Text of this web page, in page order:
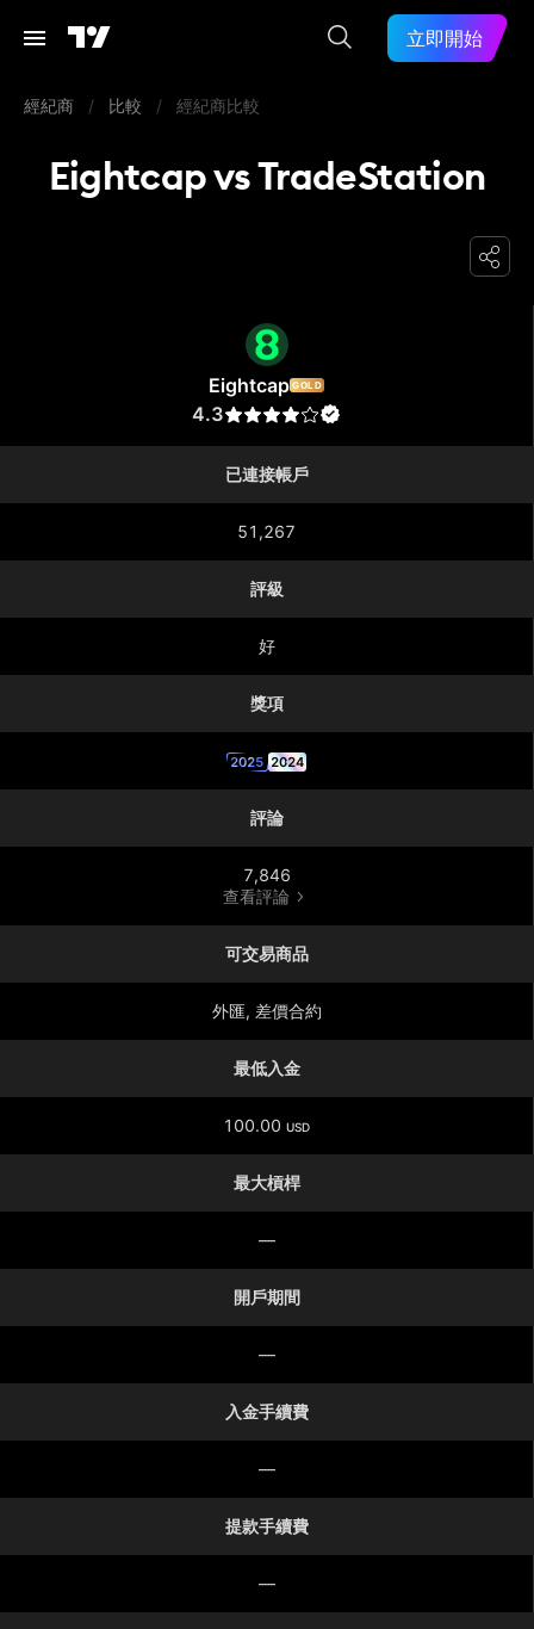
立即開始
經紀商 / 比較 / 經紀商比較
Eightcap vs TradeStation
Eightcap GOLD
4.3
已連接帳戶
51,267
評級
好
獎項
2025 2024
評論
7,846
查看評論
可交易商品
外匯, 差價合約
最低入金
100.00 USD
最大槓桿
—
開戶期間
—
入金手續費
—
提款手續費
—